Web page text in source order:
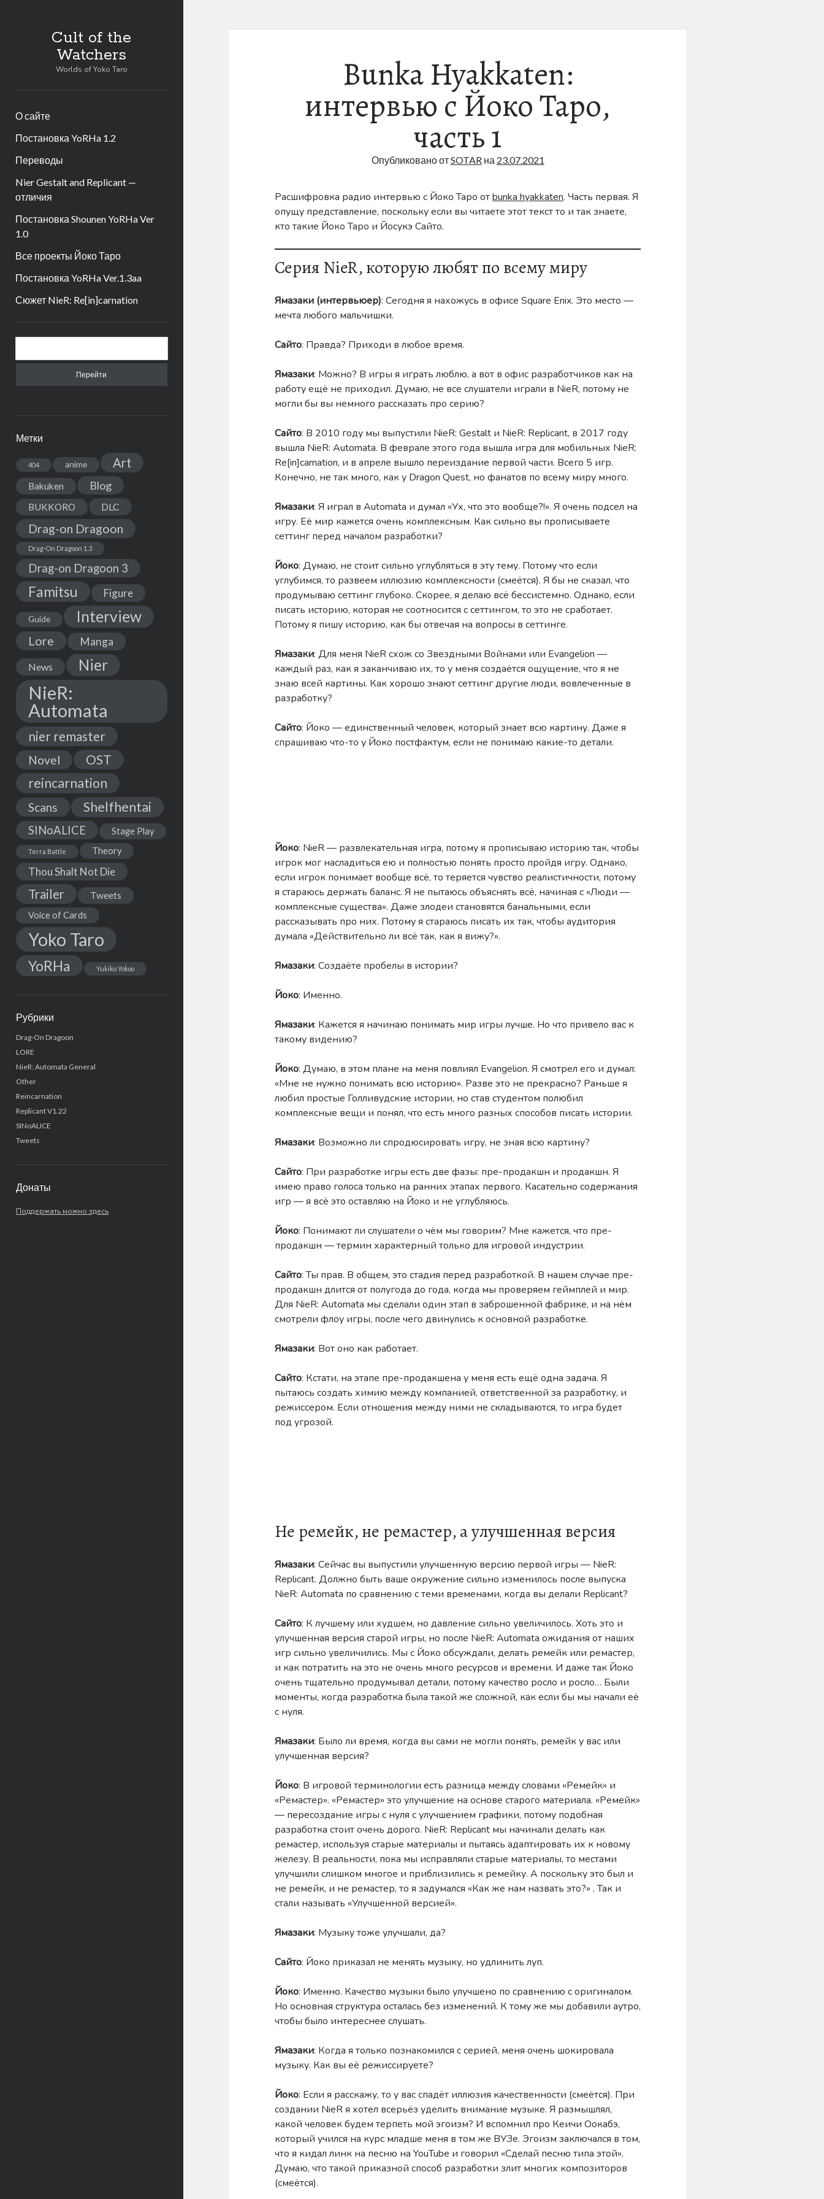
Cult of the
Watchers
Worlds of Yoko Taro
О сайте
Постановка YoRHa 1.2
Переводы
Nier Gestalt and Replicant —
отличия
Постановка Shounen YoRHa Ver
1.0
Все проекты Йоко Таро
Постановка YoRHa Ver.1.3aa
Сюжет NieR: Re[in]carnation
Боковая
панель
Метки
404 anime Art
Bakuken Blog
BUKKORO DLC
Drag-on Dragoon
Drag-On Dragoon 1.3
Drag-on Dragoon 3
Famitsu Figure
Guide Interview
Lore Manga
News Nier
NieR:
Automata
nier remaster
Novel OST
reincarnation
Scans Shelfhentai
SINoALICE Stage Play
Terra Battle Theory
Thou Shalt Not Die
Trailer Tweets
Voice of Cards
Yoko Taro
YoRHa Yukiko Yokoo
Рубрики
Drag-On Dragoon
LORE
NieR: Automata General
Other
Reincarnation
Replicant V1.22
SINoALICE
Tweets
Донаты
Поддержать можно здесь
Bunka Hyakkaten:
интервью с Йоко Таро,
часть 1
Опубликовано отSOTARна 23.07.2021
Расшифровка радио интервью с Йоко Таро отbunka hyakkaten. Часть первая. Я
опущу представление, поскольку если вы читаете этот текст то и так знаете,
кто такие Йоко Таро и Йосукэ Сайто.
Серия NieR, которую любят по всему миру
Ямазаки (интервьюер): Сегодня я нахожусь в офисе Square Enix. Это место —
мечта любого мальчишки.
Сайто: Правда? Приходи в любое время.
Ямазаки: Можно? В игры я играть люблю, а вот в офис разработчиков как на
работу ещё не приходил. Думаю, не все слушатели играли в NieR, потому не
могли бы вы немного рассказать про серию?
Сайто: В 2010 году мы выпустили NieR: Gestalt и NieR: Replicant, в 2017 году
вышла NieR: Automata. В феврале этого года вышла игра для мобильных NieR:
Re[in]carnation, и в апреле вышло переиздание первой части. Всего 5 игр.
Конечно, не так много, как у Dragon Quest, но фанатов по всему миру много.
Ямазаки: Я играл в Automata и думал «Ух, что это вообще?!». Я очень подсел на
игру. Её мир кажется очень комплексным. Как сильно вы прописываете
сеттинг перед началом разработки?
Йоко: Думаю, не стоит сильно углубляться в эту тему. Потому что если
углубимся, то развеем иллюзию комплексности (смеётся). Я бы не сказал, что
продумываю сеттинг глубоко. Скорее, я делаю всё бессистемно. Однако, если
писать историю, которая не соотносится с сеттингом, то это не сработает.
Потому я пишу историю, как бы отвечая на вопросы в сеттинге.
Ямазаки: Для меня NieR схож со Звездными Войнами или Evangelion —
каждый раз, как я заканчиваю их, то у меня создаётся ощущение, что я не
знаю всей картины. Как хорошо знают сеттинг другие люди, вовлеченные в
разработку?
Сайто: Йоко — единственный человек, который знает всю картину. Даже я
спрашиваю что-то у Йоко постфактум, если не понимаю какие-то детали.
Йоко: NieR — развлекательная игра, потому я прописываю историю так, чтобы
игрок мог насладиться ею и полностью понять просто пройдя игру. Однако,
если игрок понимает вообще всё, то теряется чувство реалистичности, потому
я стараюсь держать баланс. Я не пытаюсь объяснять всё, начиная с «Люди —
комплексные существа». Даже злодеи становятся банальными, если
рассказывать про них. Потому я стараюсь писать их так, чтобы аудитория
думала «Действительно ли всё так, как я вижу?».
Ямазаки: Создаёте пробелы в истории?
Йоко: Именно.
Ямазаки: Кажется я начинаю понимать мир игры лучше. Но что привело вас к
такому видению?
Йоко: Думаю, в этом плане на меня повлиял Evangelion. Я смотрел его и думал:
«Мне не нужно понимать всю историю». Разве это не прекрасно? Раньше я
любил простые Голливудские истории, но став студентом полюбил
комплексные вещи и понял, что есть много разных способов писать истории.
Ямазаки: Возможно ли спродюсировать игру, не зная всю картину?
Сайто: При разработке игры есть две фазы: пре-продакшн и продакшн. Я
имею право голоса только на ранних этапах первого. Касательно содержания
игр — я всё это оставляю на Йоко и не углубляюсь.
Йоко: Понимают ли слушатели о чём мы говорим? Мне кажется, что пре-
продакшн — термин характерный только для игровой индустрии.
Сайто: Ты прав. В общем, это стадия перед разработкой. В нашем случае пре-
продакшн длится от полугода до года, когда мы проверяем геймплей и мир.
Для NieR: Automata мы сделали один этап в заброшенной фабрике, и на нём
смотрели флоу игры, после чего двинулись к основной разработке.
Ямазаки: Вот оно как работает.
Сайто: Кстати, на этапе пре-продакшена у меня есть ещё одна задача. Я
пытаюсь создать химию между компанией, ответственной за разработку, и
режиссером. Если отношения между ними не складываются, то игра будет
под угрозой.
Не ремейк, не ремастер, а улучшенная версия
Ямазаки: Сейчас вы выпустили улучшенную версию первой игры — NieR:
Replicant. Должно быть ваше окружение сильно изменилось после выпуска
NieR: Automata по сравнению с теми временами, когда вы делали Replicant?
Сайто: К лучшему или худшем, но давление сильно увеличилось. Хоть это и
улучшенная версия старой игры, но после NieR: Automata ожидания от наших
игр сильно увеличились. Мы с Йоко обсуждали, делать ремейк или ремастер,
и как потратить на это не очень много ресурсов и времени. И даже так Йоко
очень тщательно продумывал детали, потому качество росло и росло… Были
моменты, когда разработка была такой же сложной, как если бы мы начали её
с нуля.
Ямазаки: Было ли время, когда вы сами не могли понять, ремейк у вас или
улучшенная версия?
Йоко: В игровой терминологии есть разница между словами «Ремейк» и
«Ремастер». «Ремастер» это улучшение на основе старого материала. «Ремейк»
— пересоздание игры с нуля с улучшением графики, потому подобная
разработка стоит очень дорого. NieR: Replicant мы начинали делать как
ремастер, используя старые материалы и пытаясь адаптировать их к новому
железу. В реальности, пока мы исправляли старые материалы, то местами
улучшили слишком многое и приблизились к ремейку. А поскольку это был и
не ремейк, и не ремастер, то я задумался «Как же нам назвать это?» . Так и
стали называть «Улучшенной версией».
Ямазаки: Музыку тоже улучшали, да?
Сайто: Йоко приказал не менять музыку, но удлинить луп.
Йоко: Именно. Качество музыки было улучшено по сравнению с оригиналом.
Но основная структура осталась без изменений. К тому же мы добавили аутро,
чтобы было интереснее слушать.
Ямазаки: Когда я только познакомился с серией, меня очень шокировала
музыку. Как вы её режиссируете?
Йоко: Если я расскажу, то у вас спадёт иллюзия качественности (смеётся). При
создании NieR я хотел всерьёз уделить внимание музыке. Я размышлял,
какой человек будем терпеть мой эгоизм? И вспомнил про Кеичи Оокабэ,
который учился на курс младше меня в том же ВУЗе. Эгоизм заключался в том,
что я кидал линк на песню на YouTube и говорил «Сделай песню типа этой».
Думаю, что такой приказной способ разработки злит многих композиторов
(смеётся).